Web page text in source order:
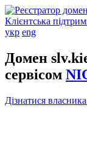
Клієнтська
укр eng
Домен
сервісом
Дізнатися